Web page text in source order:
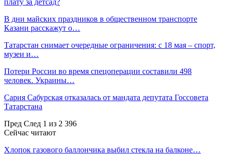
В дни майских праздников в общественном транспорте
Казани расскажут о…
Татарстан снимает очередные ограничения: с 18 мая – спорт,
музеи и…
Потери России во время спецоперации составили 498
человек. Украины…
Сария Сабурская отказалась от мандата депутата Госсовета
Татарстана
Пред След 1 из 2 396
Сейчас читают
Хлопок газового баллончика выбил стекла на балконе…